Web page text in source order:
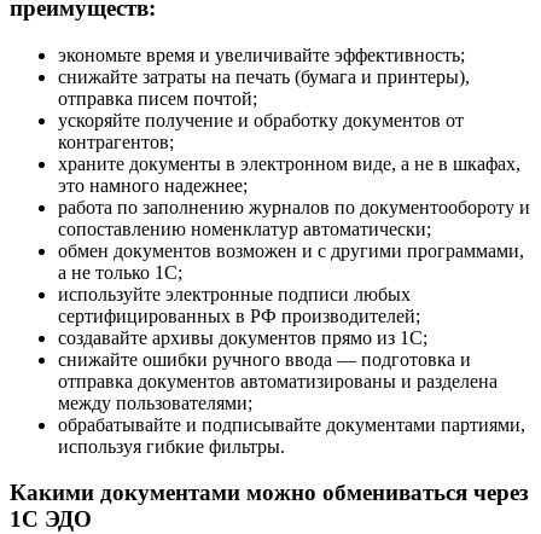
преимуществ:
экономьте время и увеличивайте эффективность;
снижайте затраты на печать (бумага и принтеры),
отправка писем почтой;
ускоряйте получение и обработку документов от
контрагентов;
храните документы в электронном виде, а не в шкафах,
это намного надежнее;
работа по заполнению журналов по документообороту и
сопоставлению номенклатур автоматически;
обмен документов возможен и с другими программами,
а не только 1С;
используйте электронные подписи любых
сертифицированных в РФ производителей;
создавайте архивы документов прямо из 1С;
снижайте ошибки ручного ввода — подготовка и
отправка документов автоматизированы и разделена
между пользователями;
обрабатывайте и подписывайте документами партиями,
используя гибкие фильтры.
Какими документами можно обмениваться через
1С ЭДО